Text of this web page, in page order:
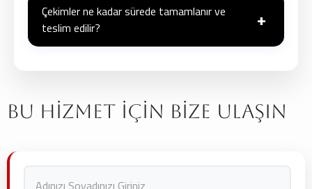
görsellerin tüm kullanım hakları size aittir.
Çekimler ne kadar sürede tamamlanır ve
teslim edilir?
+
Bu Hizmet İçin Bize Ulaşın